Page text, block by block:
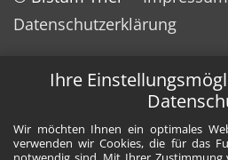
Ihre
Wir möchten Ihnen ein optimales
verwenden wir Cookies, die für das
Datenschutzerklärung